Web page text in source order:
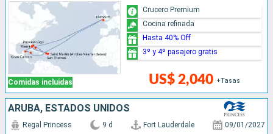
Comidas incluidas US$ 2,040 +Tasas
Crucero Premium
Cocina refinada
Hasta 40% Off
3º y 4º pasajero gratis
ARUBA, ESTADOS UNIDOS
Regal Princess 9 d Fort Lauderdale 09/01/2027